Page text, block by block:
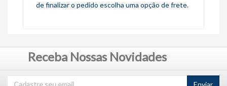
de finalizar o pedido escolha uma opção de frete.
Receba Nossas Novidades
Enviar